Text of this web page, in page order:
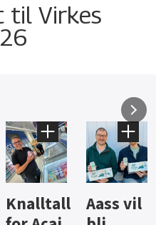
til Virkes
Brus og
Hard